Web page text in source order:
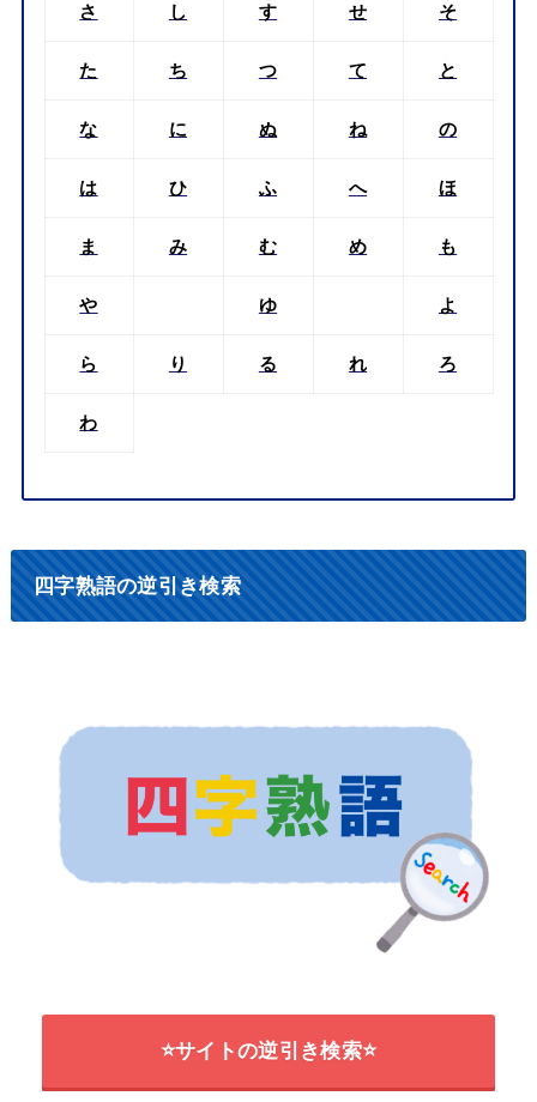
さ し す せ そ
た ち つ て と
な に ぬ ね の
は ひ ふ へ ほ
ま み む め も
や ゆ よ
ら り る れ ろ
わ
四字熟語の逆引き検索
⭐サイトの逆引き検索⭐